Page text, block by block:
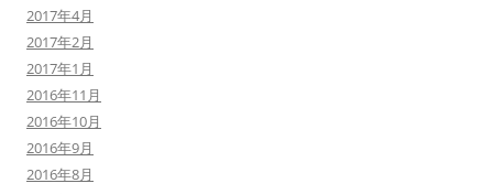
2017年4月
2017年2月
2017年1月
2016年11月
2016年10月
2016年9月
2016年8月